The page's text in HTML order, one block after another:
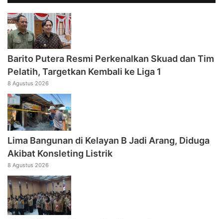
Barito Putera Resmi Perkenalkan Skuad dan Tim
Pelatih, Targetkan Kembali ke Liga 1
8 Agustus 2026
Lima Bangunan di Kelayan B Jadi Arang, Diduga
Akibat Konsleting Listrik
8 Agustus 2026